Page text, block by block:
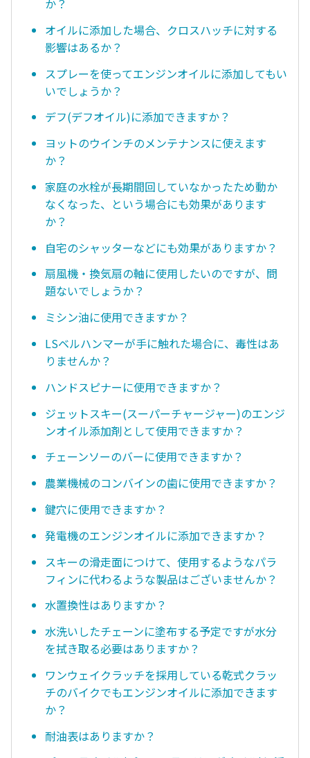
か？
オイルに添加した場合、クロスハッチに対する
影響はあるか？
スプレーを使ってエンジンオイルに添加してもい
いでしょうか？
デフ(デフオイル)に添加できますか？
ヨットのウインチのメンテナンスに使えます
か？
家庭の水栓が長期間回していなかったため動か
なくなった、という場合にも効果があります
か？
自宅のシャッターなどにも効果がありますか？
扇風機・換気扇の軸に使用したいのですが、問
題ないでしょうか？
ミシン油に使用できますか？
LSベルハンマーが手に触れた場合に、毒性はあ
りませんか？
ハンドスピナーに使用できますか？
ジェットスキー(スーパーチャージャー)のエンジ
ンオイル添加剤として使用できますか？
チェーンソーのバーに使用できますか？
農業機械のコンバインの歯に使用できますか？
鍵穴に使用できますか？
発電機のエンジンオイルに添加できますか？
スキーの滑走面につけて、使用するようなパラ
フィンに代わるような製品はございませんか？
水置換性はありますか？
水洗いしたチェーンに塗布する予定ですが水分
を拭き取る必要はありますか？
ワンウェイクラッチを採用している乾式クラッ
チのバイクでもエンジンオイルに添加できます
か？
耐油表はありますか？